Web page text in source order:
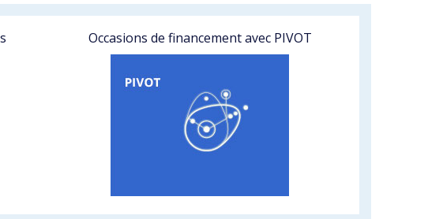
Occasions de financement avec PIVOT